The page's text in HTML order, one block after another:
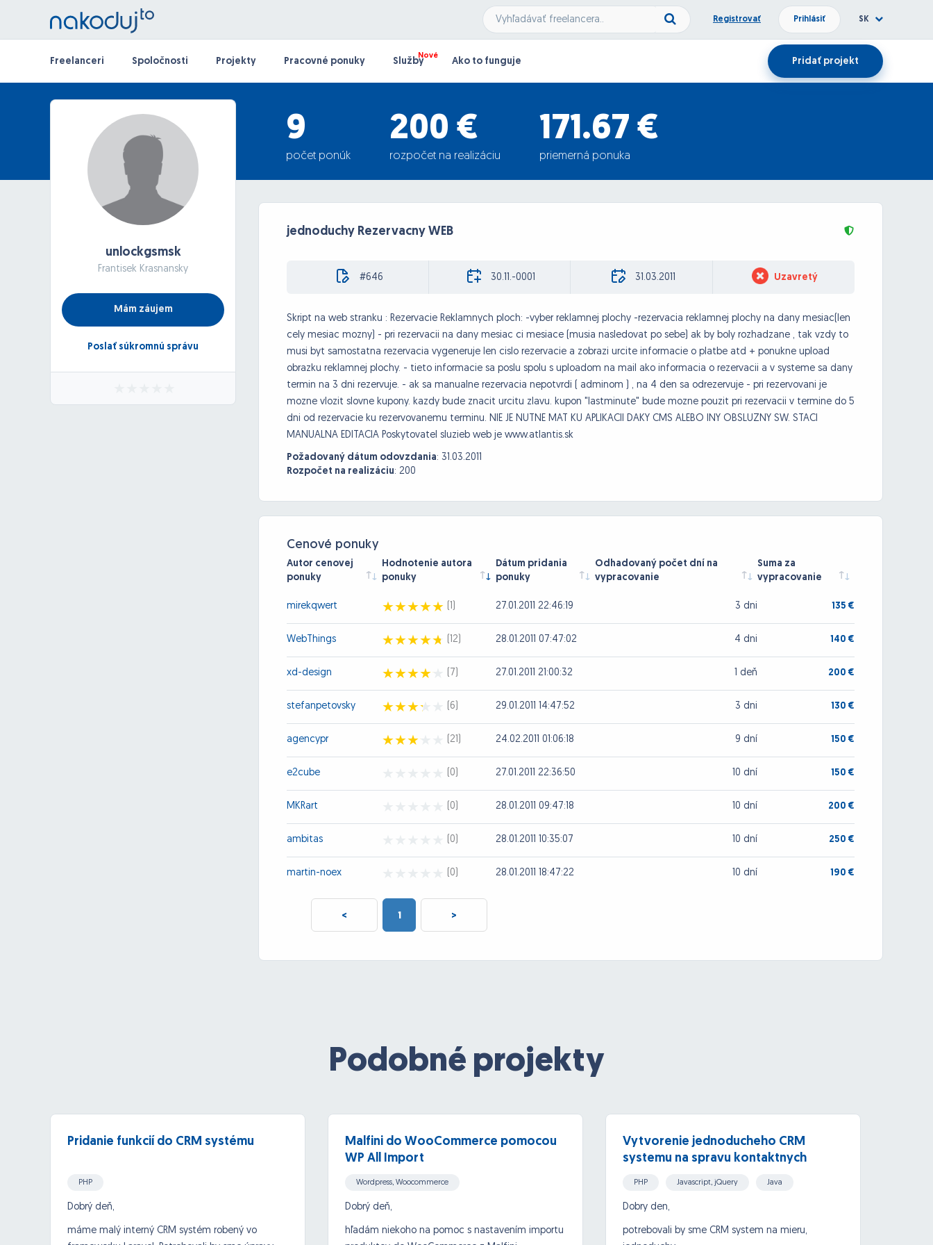
Registrovať Prihlásiť SK
Freelanceri Spoločnosti Projekty Pracovné ponuky Služby Ako to funguje Pridať projekt
9
počet ponúk
200 €
rozpočet na realizáciu
171.67 €
priemerná ponuka
unlockgsmsk
Frantisek Krasnansky
Mám záujem
Poslať súkromnú správu
jednoduchy Rezervacny WEB
#646 30.11.-0001 31.03.2011 Uzavretý
Skript na web stranku : Rezervacie Reklamnych ploch: -vyber reklamnej plochy -rezervacia reklamnej plochy na dany mesiac(len
cely mesiac mozny) - pri rezervacii na dany mesiac ci mesiace (musia nasledovat po sebe) ak by boly rozhadzane , tak vzdy to
musi byt samostatna rezervacia vygeneruje len cislo rezervacie a zobrazi urcite informacie o platbe atd + ponukne upload
obrazku reklamnej plochy. - tieto informacie sa poslu spolu s uploadom na mail ako informacia o rezervacii a v systeme sa dany
termin na 3 dni rezervuje. - ak sa manualne rezervacia nepotvrdi ( adminom ) , na 4 den sa odrezervuje - pri rezervovani je
mozne vlozit slovne kupony. kazdy bude znacit urcitu zlavu. kupon "lastminute" bude mozne pouzit pri rezervacii v termine do 5
dni od rezervacie ku rezervovanemu terminu. NIE JE NUTNE MAT KU APLIKACII DAKY CMS ALEBO INY OBSLUZNY SW. STACI
MANUALNA EDITACIA Poskytovatel sluzieb web je www.atlantis.sk
Požadovaný dátum odovzdania: 31.03.2011
Rozpočet na realizáciu: 200
Cenové ponuky
Autor cenovej
ponuky
Hodnotenie autora
ponuky
Dátum pridania
ponuky
Odhadovaný počet dní na
vypracovanie
Suma za
vypracovanie
mirekqwert (1) 27.01.2011 22:46:19 3 dni 135 €
WebThings (12) 28.01.2011 07:47:02 4 dni 140 €
xd-design (7) 27.01.2011 21:00:32 1 deň 200 €
stefanpetovsky (6) 29.01.2011 14:47:52 3 dni 130 €
agencypr (21) 24.02.2011 01:06:18 9 dní 150 €
e2cube (0) 27.01.2011 22:36:50 10 dní 150 €
MKRart (0) 28.01.2011 09:47:18 10 dní 200 €
ambitas (0) 28.01.2011 10:35:07 10 dní 250 €
martin-noex (0) 28.01.2011 18:47:22 10 dní 190 €
< 1 >
Podobné projekty
Pridanie funkcií do CRM systému
PHP
Dobrý deň,
máme malý interný CRM systém robený vo
Malfini do WooCommerce pomocou
WP All Import
Wordpress, Woocommerce
Dobrý deň,
hľadám niekoho na pomoc s nastavením importu
Vytvorenie jednoducheho CRM
systemu na spravu kontaktnych
PHP Javascript, jQuery Java
SQL, MySQL
Dobry den,
potrebovali by sme CRM system na mieru,